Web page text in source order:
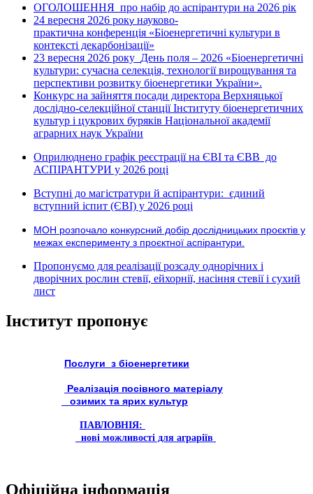
ОГОЛОШЕННЯ про набір до аспірантури на 2026 рік
24 вересня 2026 року науково-
практична конференція «Біоенергетичні культури в
контексті декарбонізації»
23 вересня 2026 року День поля – 2026 «Біоенергетичні
культури: сучасна селекція, технології вирощування та
перспективи розвитку біоенергетики України».
Конкурс на зайняття посади директора Верхняцької
дослідно-селекційної станції Інституту біоенергетичних
культур і цукрових буряків Національної академії
аграрних наук України
Оприлюднено графік реєстрації на ЄВІ та ЄВВ до
АСПІРАНТУРИ у 2026 році
Вступні до магістратури й аспірантури: єдиний
вступний іспит (ЄВІ) у 2026 році
МОН розпочало конкурсний добір дослідницьких проєктів у
межах експерименту з проєктної аспірантури.
Пропонуємо для реалізації розсаду однорічних і
дворічних рослин стевії, ейхорнії, насіння стевії і сухий
лист
Інститут пропонує
Послуги з біоенергетики
Реалізація посівного матеріалу
озимих та ярих культур
ПАВЛОВНІЯ:
нові можливості для аграріїв
Офіційна інформація